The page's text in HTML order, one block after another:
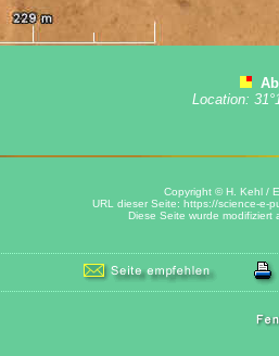
Location:
Copyright © H. Kehl /
URL dieser Seite: https://science-e-
Diese Seite wurde